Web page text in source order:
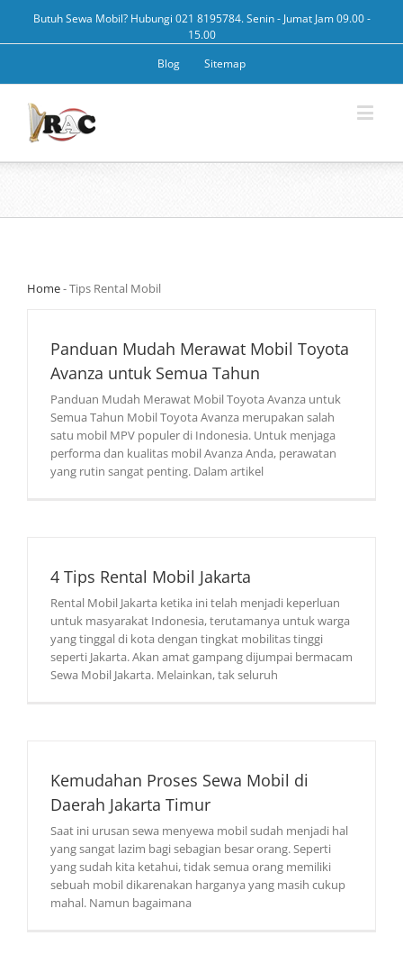
Butuh Sewa Mobil? Hubungi 021 8195784. Senin - Jumat Jam 09.00 -
15.00
Blog
Sitemap
Home-Tips Rental Mobil
Panduan Mudah Merawat Mobil Toyota
Avanza untuk Semua Tahun
Panduan Mudah Merawat Mobil Toyota Avanza untuk
Semua Tahun Mobil Toyota Avanza merupakan salah
satu mobil MPV populer di Indonesia. Untuk menjaga
performa dan kualitas mobil Avanza Anda, perawatan
yang rutin sangat penting. Dalam artikel
4 Tips Rental Mobil Jakarta
Rental Mobil Jakarta ketika ini telah menjadi keperluan
untuk masyarakat Indonesia, terutamanya untuk warga
yang tinggal di kota dengan tingkat mobilitas tinggi
seperti Jakarta. Akan amat gampang dijumpai bermacam
Sewa Mobil Jakarta. Melainkan, tak seluruh
Kemudahan Proses Sewa Mobil di
Daerah Jakarta Timur
Saat ini urusan sewa menyewa mobil sudah menjadi hal
yang sangat lazim bagi sebagian besar orang. Seperti
yang sudah kita ketahui, tidak semua orang memiliki
sebuah mobil dikarenakan harganya yang masih cukup
mahal. Namun bagaimana